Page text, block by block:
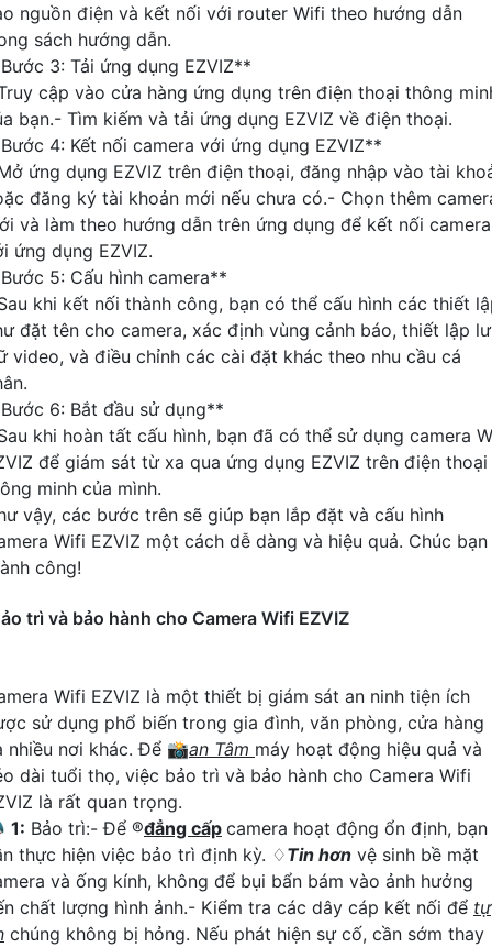
nguồn điện và kết nối với router Wifi theo hướng dẫn
sách hướng dẫn.
3: Tải ứng dụng EZVIZ**
cập vào cửa hàng ứng dụng trên điện thoại thông
bạn.- Tìm kiếm và tải ứng dụng EZVIZ về điện thoại.
4: Kết nối camera với ứng dụng EZVIZ**
ứng dụng EZVIZ trên điện thoại, đăng nhập vào tài
đăng ký tài khoản mới nếu chưa có.- Chọn thêm
và làm theo hướng dẫn trên ứng dụng để kết nối camera
ứng dụng EZVIZ.
5: Cấu hình camera**
khi kết nối thành công, bạn có thể cấu hình các thiết
đặt tên cho camera, xác định vùng cảnh báo, thiết lập
video, và điều chỉnh các cài đặt khác theo nhu cầu cá
6: Bắt đầu sử dụng**
khi hoàn tất cấu hình, bạn đã có thể sử dụng camera
để giám sát từ xa qua ứng dụng EZVIZ trên điện thoại
minh của mình.
vậy, các bước trên sẽ giúp bạn lắp đặt và cấu hình
Wifi EZVIZ một cách dễ dàng và hiệu quả. Chúc bạn
công!
trì và bảo hành cho Camera Wifi EZVIZ
Wifi EZVIZ là một thiết bị giám sát an ninh tiện ích
sử dụng phổ biến trong gia đình, văn phòng, cửa hàng
nhiều nơi khác. Để 📸an Tâm máy hoạt động hiệu quả và
dài tuổi thọ, việc bảo trì và bảo hành cho Camera Wifi
là rất quan trọng.
1: Bảo trì:- Để ®️đẳng cấp camera hoạt động ổn định, bạn
thực hiện việc bảo trì định kỳ. ♢Tin hơn vệ sinh bề mặt
và ống kính, không để bụi bẩn bám vào ảnh hưởng
chất lượng hình ảnh.- Kiểm tra các dây cáp kết nối để tự
chúng không bị hỏng. Nếu phát hiện sự cố, cần sớm thay